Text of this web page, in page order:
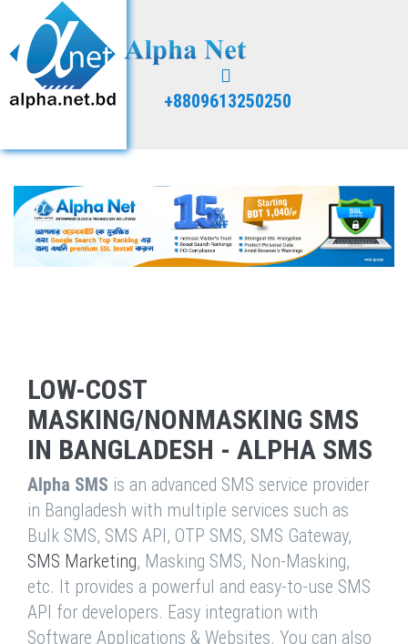
+8809613250250
LOW-COST
MASKING/NONMASKING SMS
IN BANGLADESH - ALPHA SMS
Alpha SMS is an advanced SMS service provider
in Bangladesh with multiple services such as
Bulk SMS, SMS API, OTP SMS, SMS Gateway,
SMS Marketing, Masking SMS, Non-Masking,
etc. It provides a powerful and easy-to-use SMS
API for developers. Easy integration with
Software Applications & Websites. You can also